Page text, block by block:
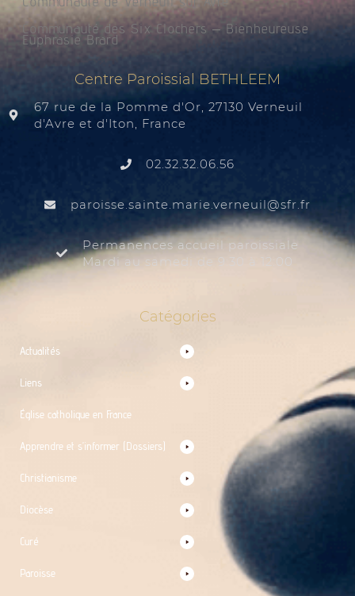
Communauté des Six Clochers – Bienheureuse
Euphrasie Brard
Centre Paroissial BETHLEEM
67 rue de la Pomme d'Or, 27130 Verneuil
d'Avre et d'Iton, France
02.32.32.06.56
rf.rfs
@liuenrev.eiram.etnias.essiorap
Permanences accueil paroissiale
Mardi au samedi de 9:30 à 12:00
Catégories
Actualités
Liens
Église catholique en France
Apprendre et s’informer (Dossiers)
Christianisme
Diocèse
Curé
Paroisse